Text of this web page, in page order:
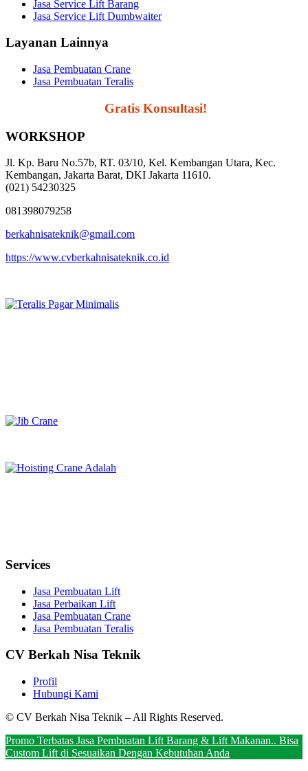
Jasa Service Lift Barang
Jasa Service Lift Dumbwaiter
Layanan Lainnya
Jasa Pembuatan Crane
Jasa Pembuatan Teralis
Gratis Konsultasi!
WORKSHOP
Jl. Kp. Baru No.57b, RT. 03/10, Kel. Kembangan Utara, Kec.
Kembangan, Jakarta Barat, DKI Jakarta 11610.
(021) 54230325
081398079258
berkahnisateknik@gmail.com
https://www.cvberkahnisateknik.co.id
Services
Jasa Pembuatan Lift
Jasa Perbaikan Lift
Jasa Pembuatan Crane
Jasa Pembuatan Teralis
CV Berkah Nisa Teknik
Profil
Hubungi Kami
© CV Berkah Nisa Teknik – All Rights Reserved.
Promo Terbatas Jasa Pembuatan Lift Barang & Lift Makanan.. Bisa
Custom Lift di Sesuaikan Dengan Kebutuhan Anda